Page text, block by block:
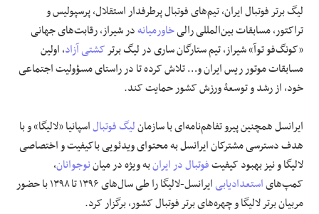
لیگ برتر فوتبال ایران، تیم‌های فوتبال پرطرفدار استقلال، پرسپولیس و
تراکتور، مسابقات بین‌المللی رالیخاورمیانهدر شیراز، رقابت‌های جهانی
«کونگ‌فو توآ» شیراز، تیم ستارگان ساری در لیگ برترکشتی آزاد، اولین
مسابقات موتور ریس ایران و… تلاش کرده تا در راستای مسؤولیت اجتماعی
خود، از رشد و توسعۀ ورزش کشور حمایت کند.
ایرانسل همچنین پیرو تفاهم‌نامه‌ای با سازمانلیگ فوتبالاسپانیا «لالیگا» و با
هدف دسترسی مشترکان ایرانسل به محتوای ویدئویی باکیفیت و اختصاصی
لالیگا و نیز بهبود کیفیتفوتبال در ایرانبه ویژه در میاننوجوانان،
کمپ‌هایاستعدادیابی
ایرانسل-لالیگا را طی سال‌های ۱۳۹۶ تا ۱۳۹۸ با حضور
مربیان برتر لالیگا و چهره‌های برتر فوتبال کشور، برگزار کرد.